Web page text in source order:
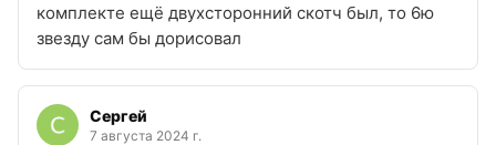
комплекте ещё двухсторонний скотч был, то 6ю
звезду сам бы дорисовал
Сергей
7 августа 2024 г.